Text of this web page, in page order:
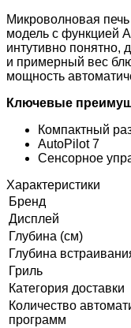
Микроволновая
модель с функцией
интутивно понятно,
и примерный вес
мощность
Ключевые
Компактный
AutoPilot 7
Сенсорное
Характеристики
Бренд
Дисплей
Глубина (см)
Глубина
Гриль
Категория доставки
Количество
программ